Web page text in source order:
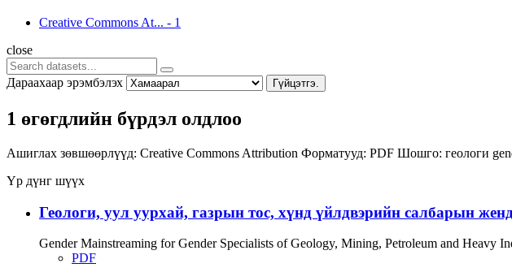
Creative Commons At... - 1
close
Дараахаар эрэмбэлэх Гүйцэтгэ.
1 өгөгдлийн бүрдэл олдлоо
Ашиглах зөвшөөрлүүд: Creative Commons Attribution Форматууд: PDF Шошго: геологи
Үр дүнг шүүх
Геологи, уул уурхай, газрын тос, хүнд үйлдвэрийн салбарын
Gender Mainstreaming for Gender Specialists of Geology, Mining, Petroleum and Heavy
PDF